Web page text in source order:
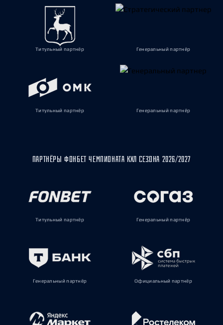
Титульный партнёр Генеральный партнёр
Титульный партнёр Генеральный партнёр
ПАРТНЁРЫ ФОНБЕТ ЧЕМПИОНАТА КХЛ СЕЗОНА 2026/2027
Титульный партнёр Генеральный партнёр
Генеральный партнёр Официальный партнёр